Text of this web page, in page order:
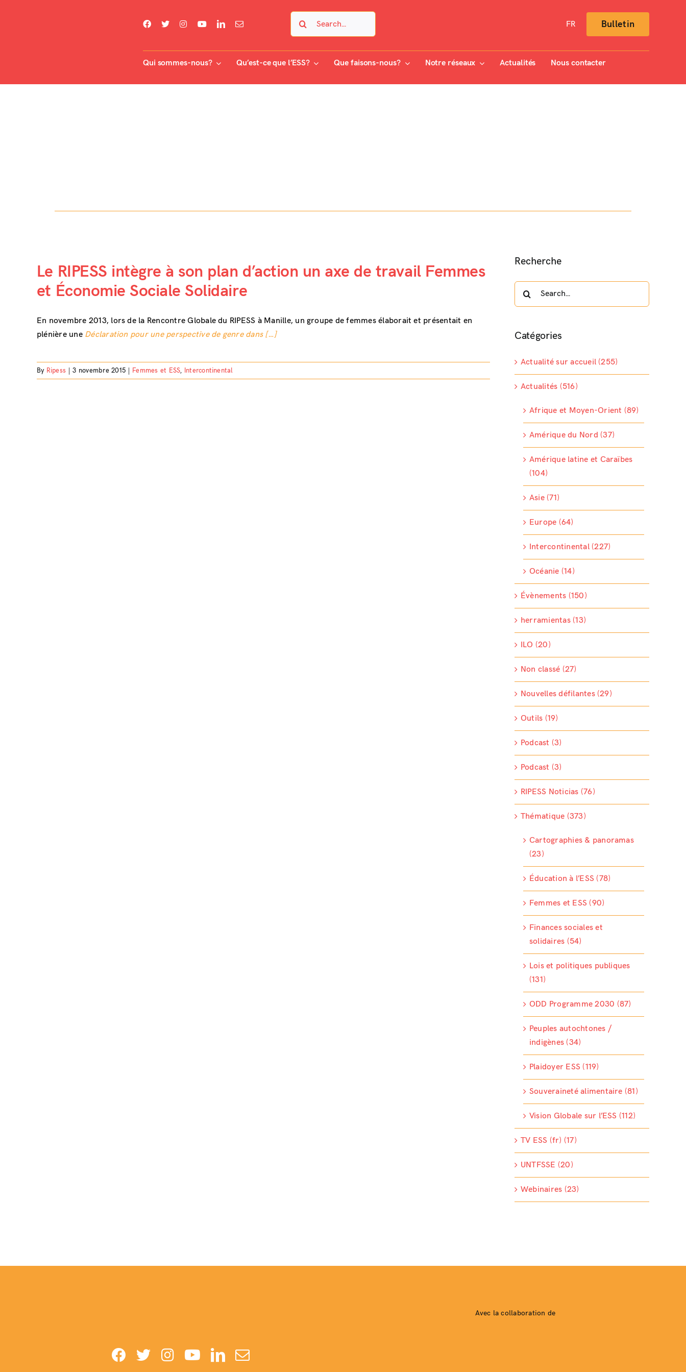
FR Bulletin
Qui sommes-nous? Qu’est-ce que l’ESS? Que faisons-nous? Notre réseaux Actualités Nous contacter
Le RIPESS intègre à son plan d’action un axe de travail Femmes
et Économie Sociale Solidaire
En novembre 2013, lors de la Rencontre Globale du RIPESS à Manille, un groupe de femmes élaborait et présentait en
plénière une Déclaration pour une perspective de genre dans […]
By Ripess | 3 novembre 2015 | Femmes et ESS, Intercontinental
Recherche
Catégories
Actualité sur accueil (255)
Actualités (516)
Afrique et Moyen-Orient (89)
Amérique du Nord (37)
Amérique latine et Caraïbes
(104)
Asie (71)
Europe (64)
Intercontinental (227)
Océanie (14)
Évènements (150)
herramientas (13)
ILO (20)
Non classé (27)
Nouvelles défilantes (29)
Outils (19)
Podcast (3)
Podcast (3)
RIPESS Noticias (76)
Thématique (373)
Cartographies & panoramas
(23)
Éducation à l’ESS (78)
Femmes et ESS (90)
Finances sociales et
solidaires (54)
Lois et politiques publiques
(131)
ODD Programme 2030 (87)
Peuples autochtones /
indigènes (34)
Plaidoyer ESS (119)
Souveraineté alimentaire (81)
Vision Globale sur l’ESS (112)
TV ESS (fr) (17)
UNTFSSE (20)
Webinaires (23)
Avec la collaboration de